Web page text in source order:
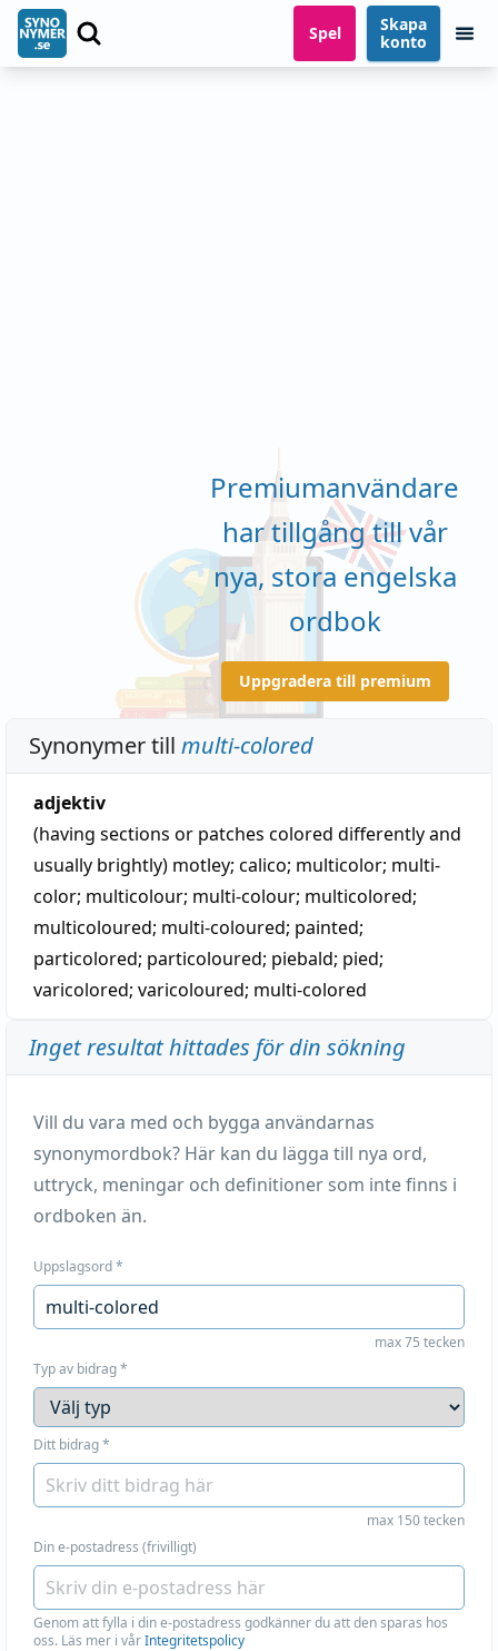
Spel
Skapa
konto
Premiumanvändare
har tillgång till vår
nya, stora engelska
ordbok
Uppgradera till premium
Synonymer till multi-colored
adjektiv
(having sections or patches colored differently and
usually brightly) motley; calico; multicolor; multi-
color; multicolour; multi-colour; multicolored;
multicoloured; multi-coloured; painted;
particolored; particoloured; piebald; pied;
varicolored; varicoloured; multi-colored
Inget resultat hittades för din sökning
Vill du vara med och bygga användarnas
synonymordbok? Här kan du lägga till nya ord,
uttryck, meningar och definitioner som inte finns i
ordboken än.
Uppslagsord*
max 75 tecken
Typ av bidrag*
Ditt bidrag*
max 150 tecken
Din e-postadress (frivilligt)
Genom att fylla i din e-postadress godkänner du att den sparas hos
oss. Läs mer i vårIntegritetspolicy